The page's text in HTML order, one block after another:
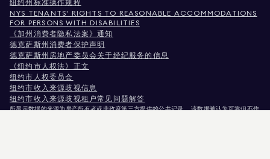
纽约州标准操作规程
NYS TENANTS' RIGHTS TO REASONABLE ACCOMMODATIONS
FOR PERSONS WITH DISABILITIES
《加州消费者隐私法案》通知
德克萨斯州消费者保护声明
德克萨斯州房地产委员会关于经纪服务的信息
《纽约市人权法》正文
纽约市人权委员会
纽约市收入来源歧视信息
纽约市收入来源歧视租户常见问题解答
所显示数据的来源为房产所有者或非政府第三方提供的公共记录。 该数据被认为可靠但不作